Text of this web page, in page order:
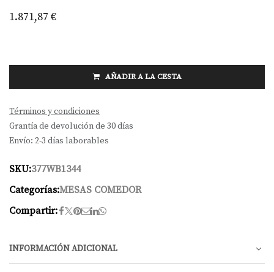
1.871,87 €
AÑADIR A LA CESTA
Términos y condiciones
Grantía de devolución de 30 días
Envío: 2-3 días laborables
SKU:377WB1344
Categorías:MESAS COMEDOR
Compartir:
INFORMACIÓN ADICIONAL